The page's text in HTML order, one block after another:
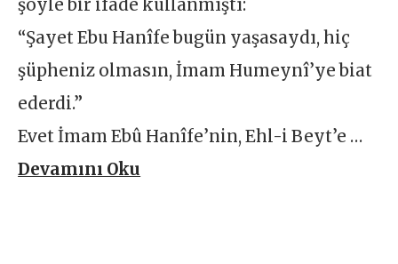
şöyle bir ifade kullanmıştı:
“Şayet Ebu Hanîfe bugün yaşasaydı, hiç
şüpheniz olmasın, İmam Humeynî’ye biat
ederdi.”
Evet İmam Ebû Hanîfe’nin, Ehl-i Beyt’e …
Devamını Oku